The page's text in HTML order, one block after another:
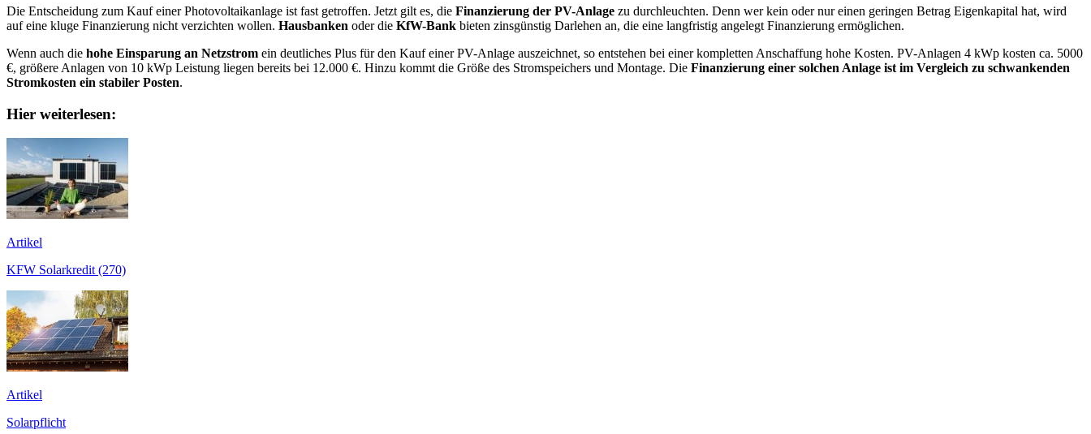
Die Entscheidung zum Kauf einer Photovoltaikanlage ist fast getroffen. Jetzt gilt es, die Finanzierung der PV-Anlage zu durchleuchten. Denn wer kein oder nur einen geringen Betrag Eigenkapital hat, wird
auf eine kluge Finanzierung nicht verzichten wollen. Hausbanken oder die KfW-Bank bieten zinsgünstig Darlehen an, die eine langfristig angelegt Finanzierung ermöglichen.
Wenn auch die hohe Einsparung an Netzstrom ein deutliches Plus für den Kauf einer PV-Anlage auszeichnet, so entstehen bei einer kompletten Anschaffung hohe Kosten. PV-Anlagen 4 kWp kosten ca. 5000
€, größere Anlagen von 10 kWp Leistung liegen bereits bei 12.000 €. Hinzu kommt die Größe des Stromspeichers und Montage. Die Finanzierung einer solchen Anlage ist im Vergleich zu schwankenden
Stromkosten ein stabiler Posten.
Hier weiterlesen:
Artikel
KFW Solarkredit (270)
Artikel
Solarpflicht